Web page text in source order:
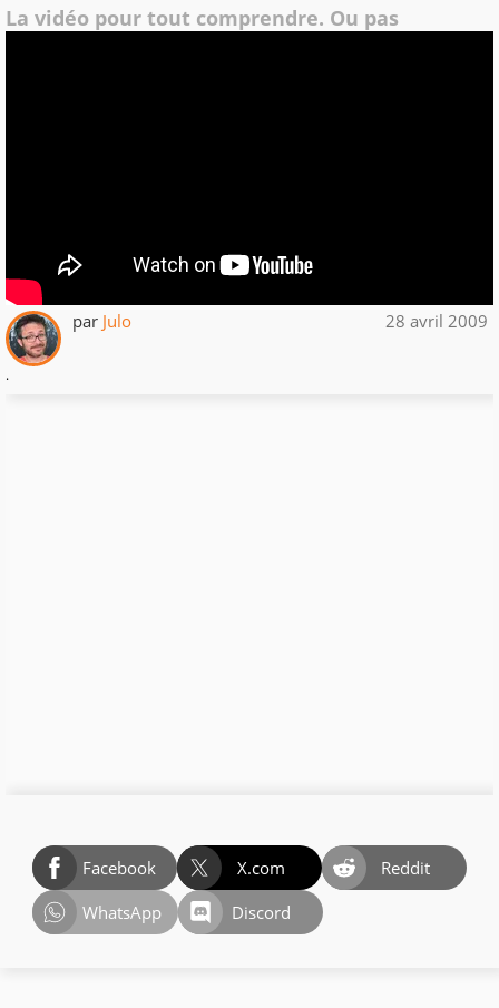
La vidéo pour tout comprendre. Ou pas
par Julo 28 avril 2009
.
Facebook X.com
Reddit
WhatsApp
Discord